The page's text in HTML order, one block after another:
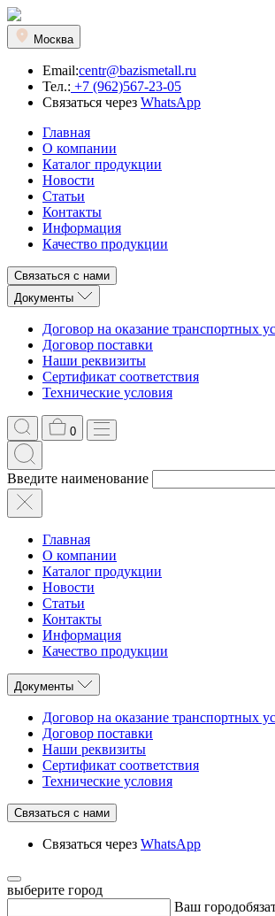
Москва
Email:centr@bazismetall.ru
Тел.: +7 (962)567-23-05
Связаться через WhatsApp
Главная
О компании
Каталог продукции
Новости
Статьи
Контакты
Информация
Качество продукции
Связаться с нами
Документы
Договор на оказание транспортных
Договор поставки
Наши реквизиты
Сертификат соответствия
Технические условия
0
Введите наименование
Главная
О компании
Каталог продукции
Новости
Статьи
Контакты
Информация
Качество продукции
Документы
Договор на оказание транспортных
Договор поставки
Наши реквизиты
Сертификат соответствия
Технические условия
Связаться с нами
Связаться через WhatsApp
выберите город
Ваш город